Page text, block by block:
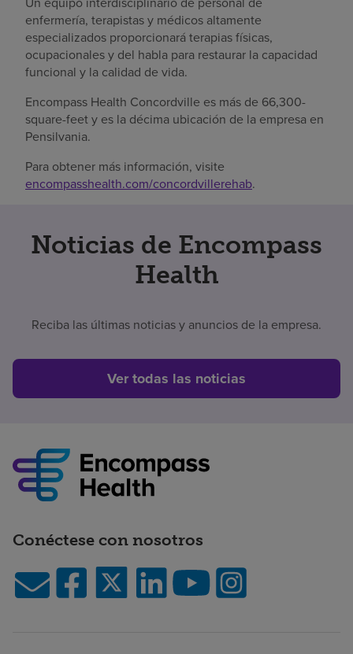
enfermería, terapistas y médicos altamente
especializados proporcionará terapias físicas,
ocupacionales y del habla para restaurar la capacidad
funcional y la calidad de vida.
Encompass Health Concordville es más de 66,300-
square-feet y es la décima ubicación de la empresa en
Pensilvania.
Para obtener más información, visite
encompasshealth.com/concordvillerehab.
Noticias de Encompass
Health
Reciba las últimas noticias y anuncios de la empresa.
Ver todas las noticias
Conéctese con nosotros